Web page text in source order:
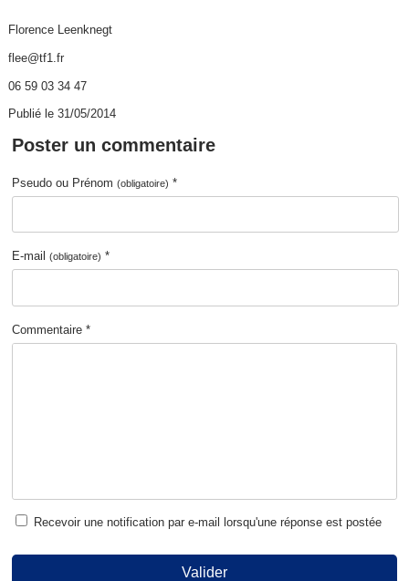
Florence Leenknegt
flee@tf1.fr
06 59 03 34 47
Publié le 31/05/2014
Poster un commentaire
Pseudo ou Prénom(obligatoire) *
E-mail(obligatoire) *
Commentaire *
Recevoir une notification par e-mail lorsqu'une réponse est postée
Valider